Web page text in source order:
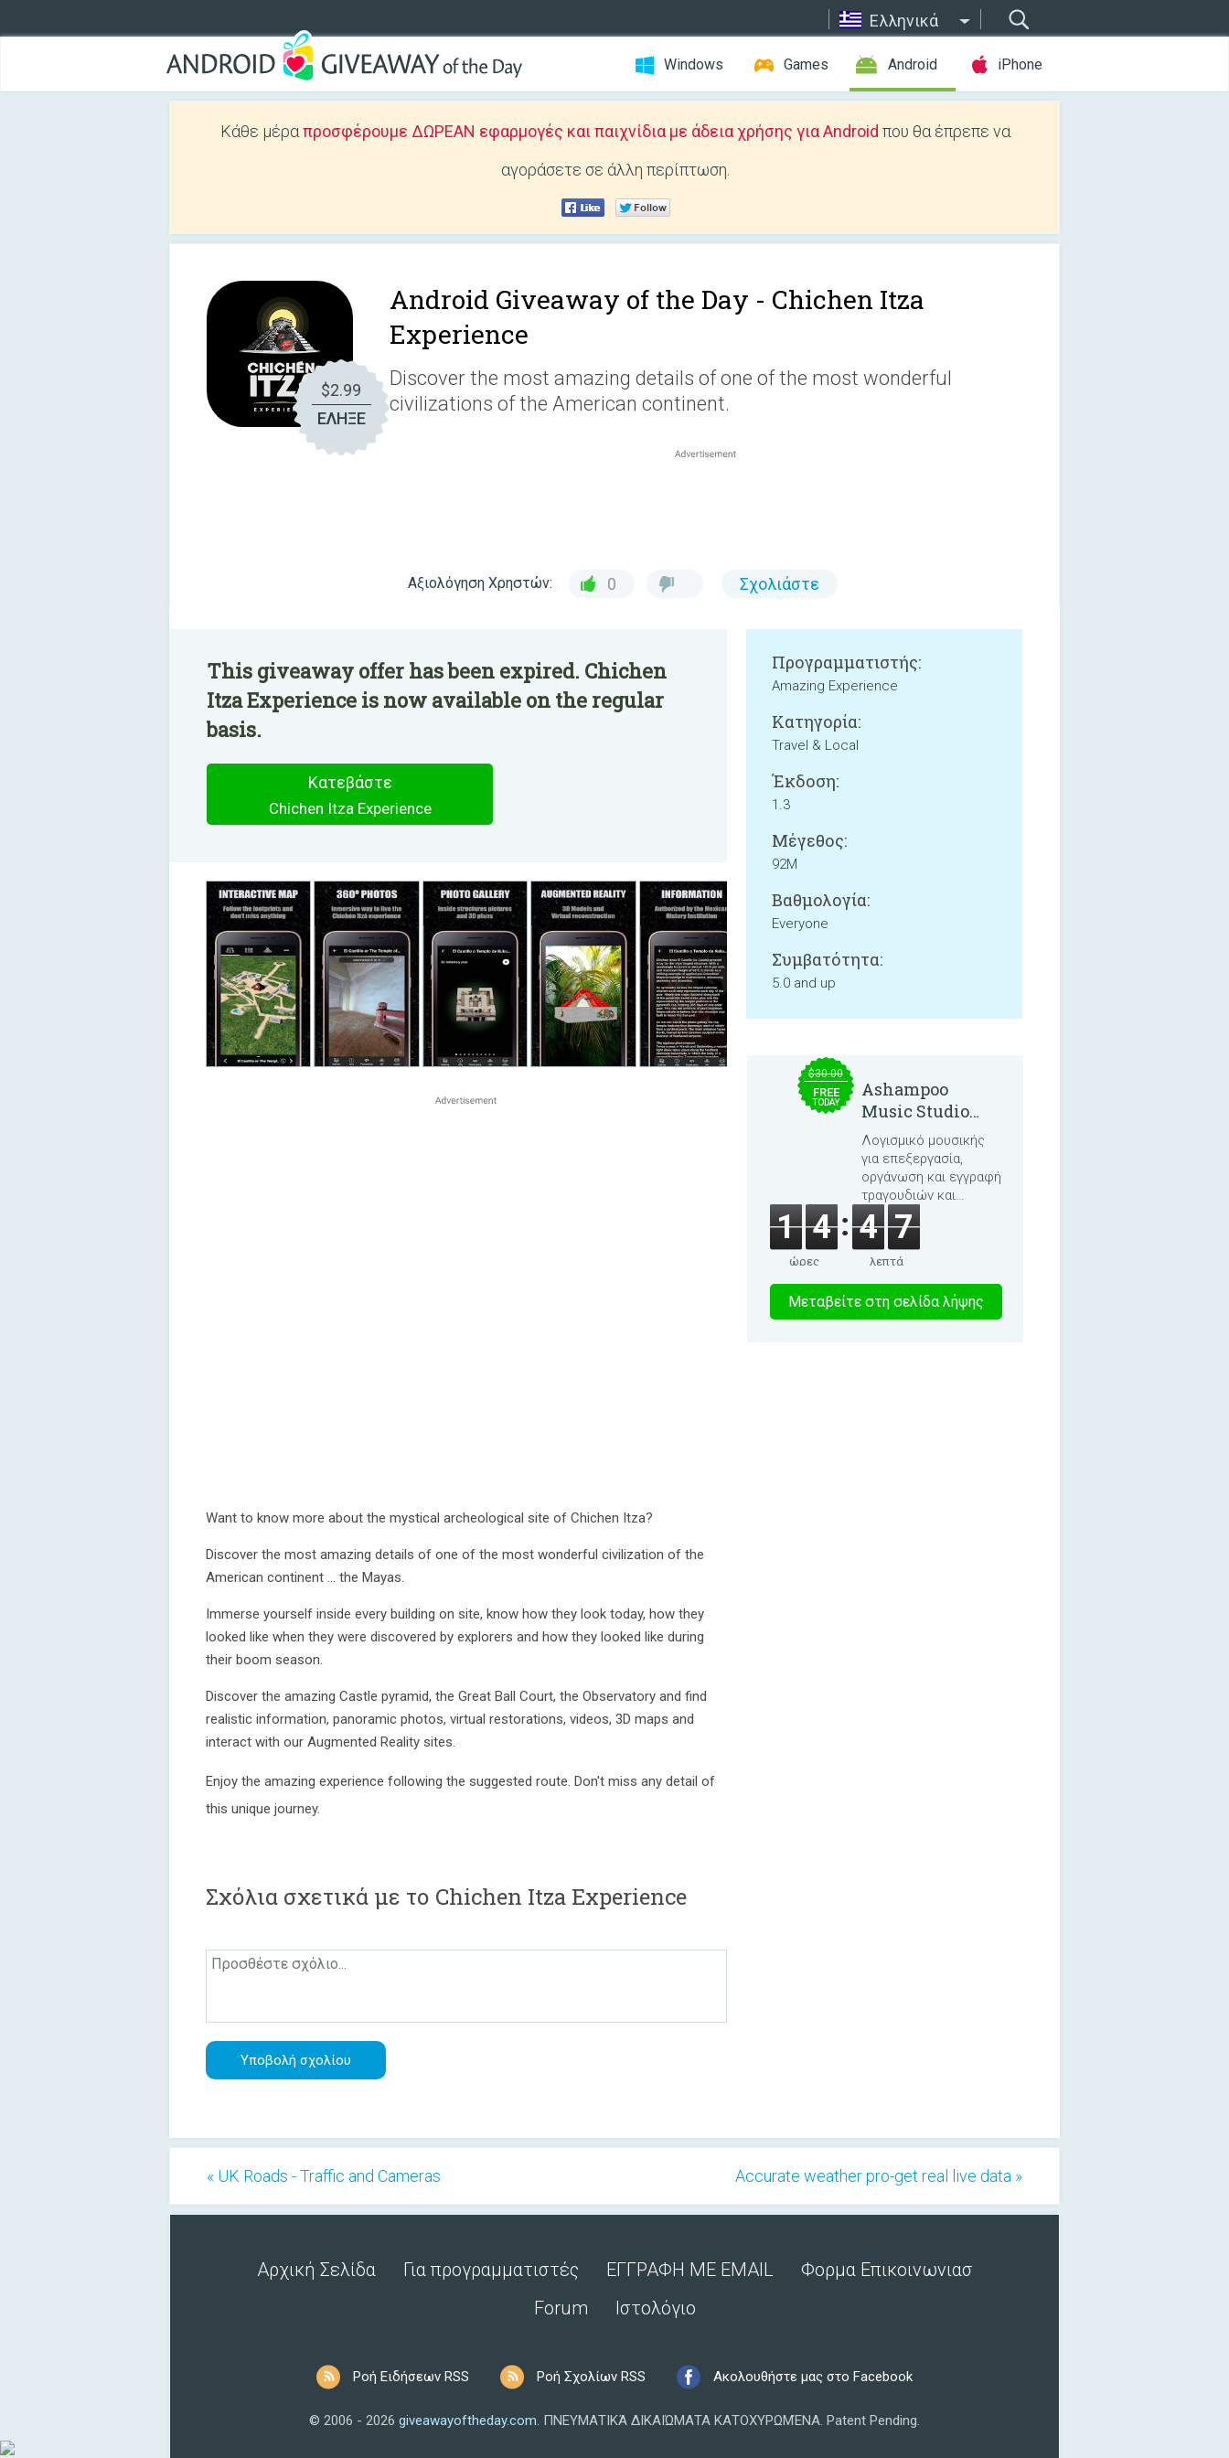
Ελληνικά
Windows Games Android iPhone
Κάθε μέραπροσφέρουμε ΔΩΡΕΑΝ εφαρμογές και παιχνίδια με άδεια χρήσης για Android που θα έπρεπε να
αγοράσετε σε άλλη περίπτωση.
$2.99
ΕΛΗΞΕ
Android Giveaway of the Day - Chichen Itza
Experience
Discover the most amazing details of one of the most wonderful
civilizations of the American continent.
Αξιολόγηση Χρηστών: 0 Σχολιάστε
This giveaway offer has been expired. Chichen
Itza Experience is now available on the regular
basis.
Κατεβάστε
Chichen Itza Experience
Want to know more about the mystical archeological site of Chichen Itza?
Discover the most amazing details of one of the most wonderful civilization of the
American continent ... the Mayas.
Immerse yourself inside every building on site, know how they look today, how they
looked like when they were discovered by explorers and how they looked like during
their boom season.
Discover the amazing Castle pyramid, the Great Ball Court, the Observatory and find
realistic information, panoramic photos, virtual restorations, videos, 3D maps and
interact with our Augmented Reality sites.
Enjoy the amazing experience following the suggested route. Don't miss any detail of
this unique journey.
Προγραμματιστής:
Amazing Experience
Κατηγορία:
Travel & Local
Έκδοση:
1.3
Μέγεθος:
92M
Βαθμολογία:
Everyone
Συμβατότητα:
5.0 and up
Σχόλια σχετικά με το Chichen Itza Experience
$30.00
FREE
TODAY
Ashampoo
Music Studio
2025
Λογισμικό μουσικής
για επεξεργασία,
οργάνωση και εγγραφή
τραγουδιών και
ηχητικών βιβλίων.
1 4
ώρες
4 7
λεπτά
2 0
Μεταβείτε στη σελίδα λήψης
« UK Roads - Traffic and Cameras Accurate weather pro-get real live data »
Αρχική Σελίδα Για προγραμματιστές ΕΓΓΡΑΦΗ ΜΕ EMAIL
Φορμα Επικοινωνιασ
Forum
Ιστολόγιο
Ροή Ειδήσεων RSS Ροή Σχολίων RSS Ακολουθήστε μας στο Facebook
© 2006 - 2026 giveawayoftheday.com. ΠΝΕΥΜΑΤΙΚΆ ΔΙΚΑΙΏΜΑΤΑ ΚΑΤΟΧΥΡΩΜΈΝΑ. Patent Pending.